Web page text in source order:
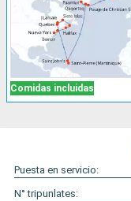
Comidas incluidas
Puesta en servicio:
N° tripunlates: